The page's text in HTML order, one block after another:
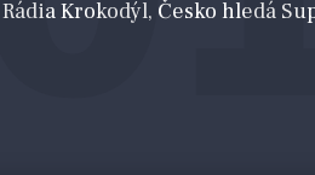
Krokodýl, Česko hledá